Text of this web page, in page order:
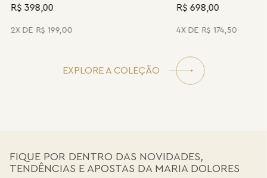
R$ 398,00
2 R$ 199,00
R$ 698,00
4 R$ 174,50
EXPLORE A COLEÇÃO
FIQUE POR DENTRO DAS NOVIDADES,
TENDÊNCIAS E APOSTAS DA MARIA DOLORES